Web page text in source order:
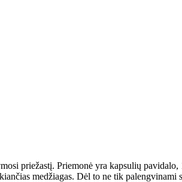
priežastį. Priemonė yra kapsulių
medžiagas. Dėl to ne tik palengvinami